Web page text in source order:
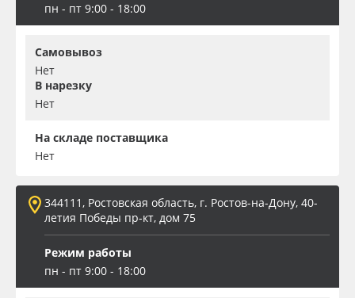
пн - пт 9:00 - 18:00
Самовывоз
Нет
В нарезку
Нет
На складе поставщика
Нет
344111, Ростовская область, г. Ростов-на-Дону, 40-
летия Победы пр-кт, дом 75
Режим работы
пн - пт 9:00 - 18:00